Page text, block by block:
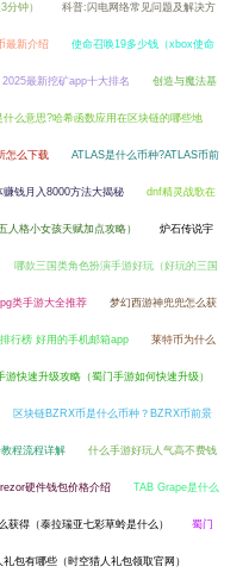
钟） 科普:闪电网络常见问题及解决方
最新介绍 使命召唤19多少钱（xbox使命
最新挖矿app十大排名 创造与魔法基
什么意思?哈希函数应用在区块链的哪些地
怎么下载 ATLAS是什么币种?ATLAS币前
钱月入8000方法大揭秘 dnf精灵战歌在
人格小女孩天赋加点攻略） 炉石传说宇
哪款三国类角色扮演手游好玩（好玩的三国
类手游大全推荐 梦幻西游神兜兜怎么获
行榜 好用的手机邮箱app 莱特币为什么
游快速升级攻略（蜀门手游如何快速升级）
区块链BZRX币是什么币种？BZRX币前景
程流程详解 什么手游好玩人气高不费钱
硬件钱包价格介绍 TAB Grape是什么
获得（泰拉瑞亚七彩草蛉是什么） 蜀门
礼包有哪些（时空猎人礼包领取官网）